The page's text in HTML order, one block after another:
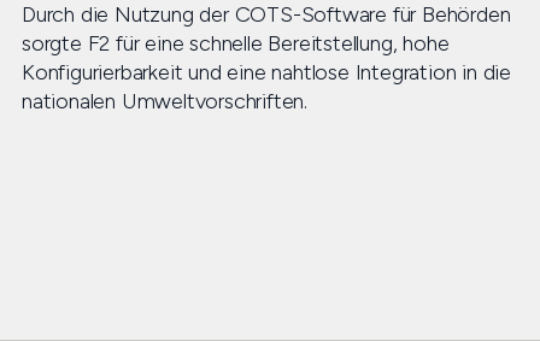
Durch die Nutzung der COTS-Software für Behörden
sorgte F2 für eine schnelle Bereitstellung, hohe
Konfigurierbarkeit und eine nahtlose Integration in die
nationalen Umweltvorschriften.